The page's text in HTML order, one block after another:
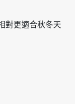
對更適合秋冬天